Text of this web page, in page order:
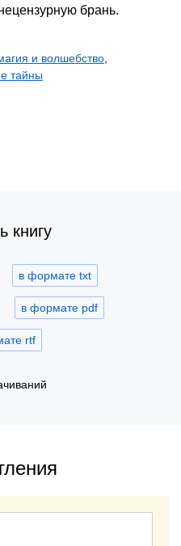
брань.
и волшебство,
тайны
книгу
в формате txt
в формате pdf
rtf